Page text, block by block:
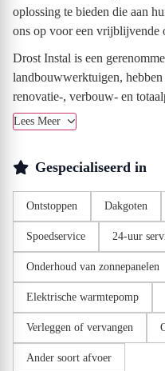
oplossing te bieden die aan
ons op voor een vrijblijvende
Drost Instal is een
landbouwwerktuigen,
renovatie-, verbouw- en
Lees Meer
Gespecialiseerd in
Ontstoppen Dakgoten
Spoedservice 24-uur
Onderhoud van zonnepanelen
Elektrische warmtepomp
Verleggen of vervangen
Ander soort afvoer